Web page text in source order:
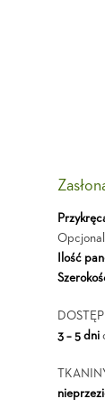
Ilość
3 – 5 dni